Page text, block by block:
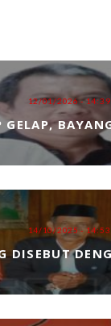
12/01/2026 - 14:39
14/10/2025 - 14:53